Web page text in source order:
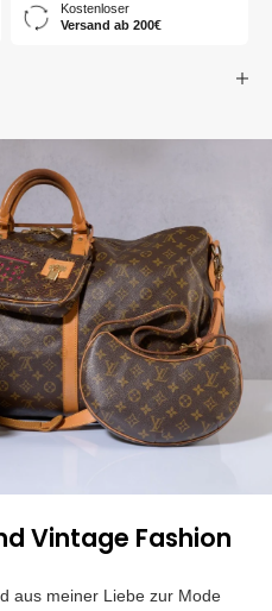
Kostenloser
Versand ab 200€
Vintage Fashion
aus meiner Liebe zur Mode